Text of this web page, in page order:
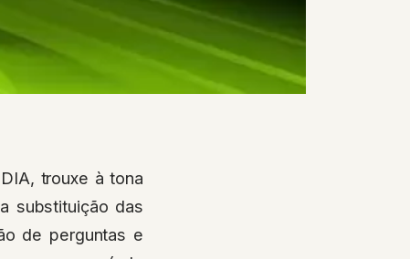
trouxe à tona
substituição das
de perguntas e